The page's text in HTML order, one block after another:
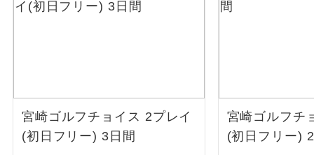
宮崎ゴルフチョイス 2プレイ
(初日フリー) 3日間
宮崎ゴルフチ
(初日フリー)